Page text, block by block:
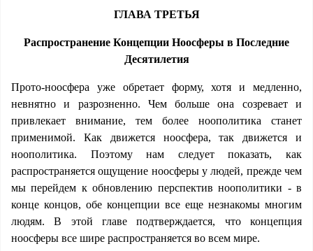
ГЛАВА ТРЕТЬЯ
Распространение Концепции Ноосферы в Последние
Десятилетия
Прото-ноосфера уже обретает форму, хотя и медленно,
невнятно и разрозненно. Чем больше она созревает и
привлекает внимание, тем более ноополитика станет
применимой. Как движется ноосфера, так движется и
ноополитика. Поэтому нам следует показать, как
распространяется ощущение ноосферы у людей, прежде чем
мы перейдем к обновлению перспектив ноополитики - в
конце концов, обе концепции все еще незнакомы многим
людям. В этой главе подтверждается, что концепция
ноосферы все шире распространяется во всем мире.